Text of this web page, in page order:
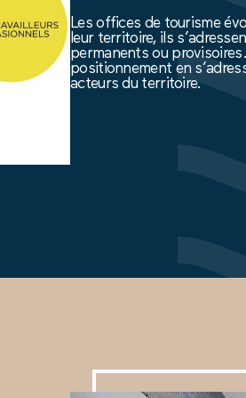
Les offices de tourisme
leur territoire, ils
permanents ou
positionnement en
acteurs du territoire.